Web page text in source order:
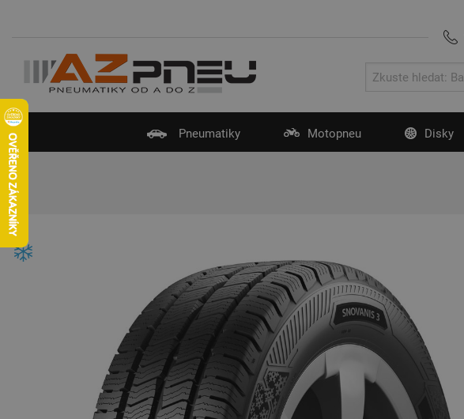
Pneumatiky Motopneu Disky